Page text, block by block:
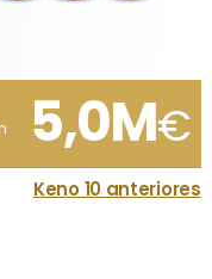
5,0M€
Keno 10 anteriores